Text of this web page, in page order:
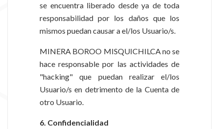
se encuentra liberado desde ya de toda
responsabilidad por los daños que los
mismos puedan causar a el/los Usuario/s.
MINERA BOROO MISQUICHILCA no se
hace responsable por las actividades de
"hacking" que puedan realizar el/los
Usuario/s en detrimento de la Cuenta de
otro Usuario.
6. Confidencialidad